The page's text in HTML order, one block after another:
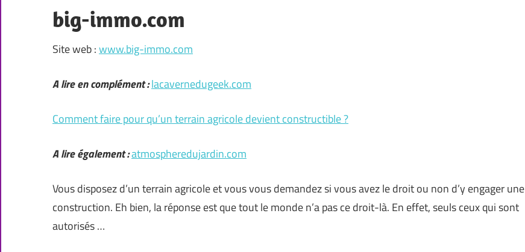
big-immo.com
Site web :www.big-immo.com
A lire en complément :lacavernedugeek.com
Comment faire pour qu’un terrain agricole devient constructible ?
A lire également :atmospheredujardin.com
Vous disposez d’un terrain agricole et vous vous demandez si vous avez le droit ou non d’y engager une
construction. Eh bien, la réponse est que tout le monde n’a pas ce droit-là. En effet, seuls ceux qui sont
autorisés …